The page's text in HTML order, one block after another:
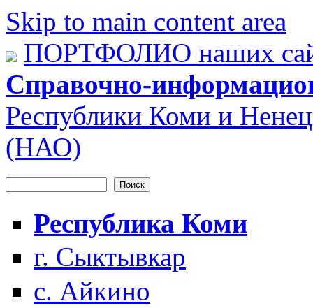
Skip to main content area
ПОРТФОЛИО наших
Справочно-
Республики Коми и
(НАО)
Форма поиска
Республика Коми
г. Сыктывкар
с. Айкино